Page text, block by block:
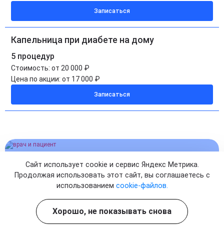
Записаться
Капельница при диабете на дому
5 процедур
Стоимость: от 20 000 ₽
Цена по акции: от 17 000 ₽
Записаться
Запишитесь сейчас
И НАЧНИТЕ ЛЕЧЕНИЕ
УЖЕ СЕГОДНЯ
Сайт использует cookie и сервис Яндекс Метрика.
Продолжая использовать этот сайт, вы соглашаетесь с
использованием cookie-файлов.
Хорошо, не показывать снова